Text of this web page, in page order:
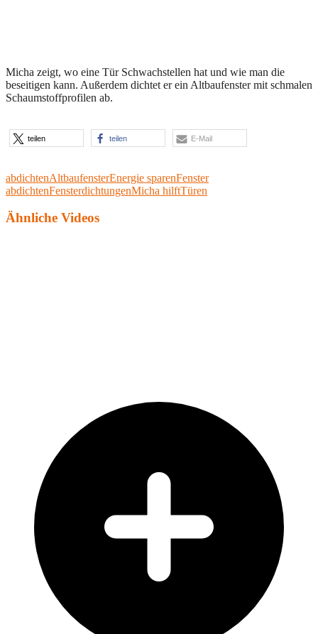
Micha zeigt, wo eine Tür Schwachstellen hat und wie man die
beseitigen kann. Außerdem dichtet er ein Altbaufenster mit schmalen
Schaumstoffprofilen ab.
teilen teilen E-Mail
abdichtenAltbaufensterEnergie sparenFenster
abdichtenFensterdichtungenMicha hilftTüren
Ähnliche Videos